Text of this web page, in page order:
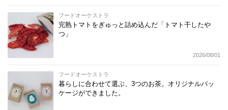
フードオーケストラ
完熟トマトをぎゅっと詰め込んだ「トマト干したや
つ」
2026/08/01
フードオーケストラ
暮らしに合わせて選ぶ、3つのお茶。オリジナルパッ
ケージができました。